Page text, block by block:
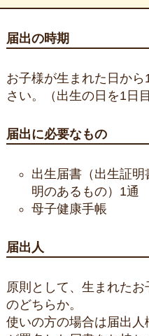
届出の時期
お子様が生まれた日か
さい。（出生の日を1日
届出に必要なもの
出生届書（出生証
明のあるもの）1通
母子健康手帳
届出人
原則として、生まれた
のどちらか。
使いの方の場合は届出